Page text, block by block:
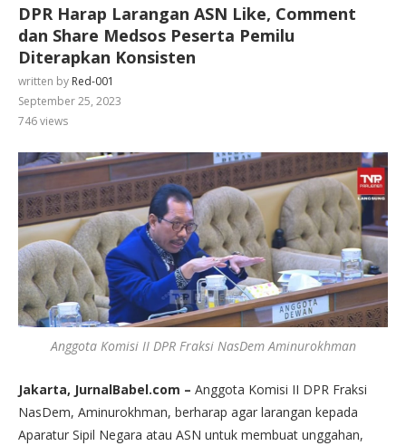
DPR Harap Larangan ASN Like, Comment
dan Share Medsos Peserta Pemilu
Diterapkan Konsisten
written by Red-001
September 25, 2023
746views
Anggota Komisi II DPR Fraksi NasDem Aminurokhman
Jakarta, JurnalBabel.com – Anggota Komisi II DPR Fraksi
NasDem, Aminurokhman, berharap agar larangan kepada
Aparatur Sipil Negara atau ASN untuk membuat unggahan,